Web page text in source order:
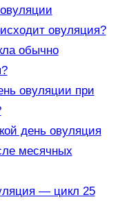
овуляция?
обычно
овуляции при
день овуляция
месячных
— цикл 25